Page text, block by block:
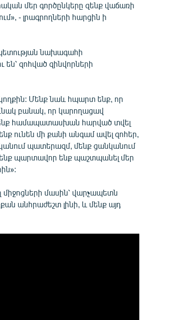
մեր գործընկերը զենք վաճառի
- լրագրողների հարցին ի
նախագահի
են՝ զոհված զինվորների
կողքին: Մենք նաև հպարտ ենք, որ
բանակ, որ կարողացավ
համապատասխան հարված տվել
ունեն մի քանի անգամ ավել զոհեր,
պատերազմ, մենք ցանկանում
պարտավոր ենք պաշտպանել մեր
մասին՝ վարչապետն
անհրաժեշտ լինի, և մենք այդ